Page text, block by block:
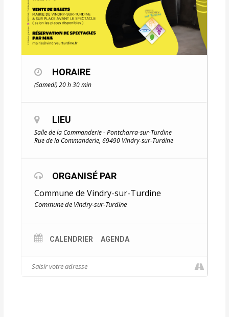
HORAIRE
(Samedi) 20 h 30 min
LIEU
Salle de la Commanderie - Pontcharra-sur-Turdine
Rue de la Commanderie, 69490 Vindry-sur-Turdine
ORGANISÉ PAR
Commune de Vindry-sur-Turdine
Commune de Vindry-sur-Turdine
CALENDRIER AGENDA